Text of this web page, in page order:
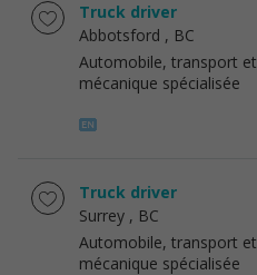
Truck driver
Abbotsford , BC
Automobile, transport et
mécanique spécialisée
Truck driver
Surrey , BC
Automobile, transport et
mécanique spécialisée